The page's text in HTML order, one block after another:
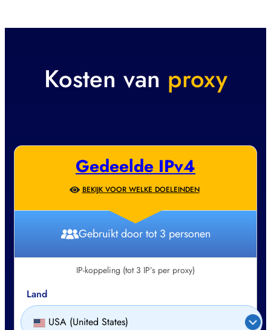
Kosten van proxy
Gedeelde IPv4
BEKIJK VOOR WELKE DOELEINDEN
Gebruikt door tot 3 personen
IP-koppeling (tot 3 IP’s per proxy)
Land
USA (United States)